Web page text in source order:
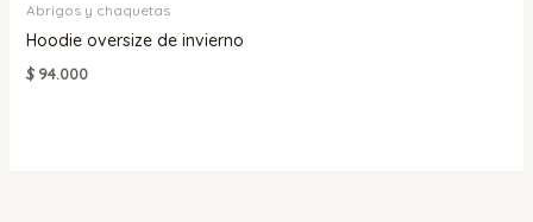
Abrigos y chaquetas
Hoodie oversize de invierno
$94.000